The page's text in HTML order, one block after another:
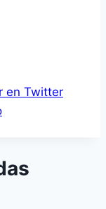
en Twitter